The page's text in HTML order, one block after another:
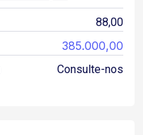
88,00
385.000,00
Consulte-nos